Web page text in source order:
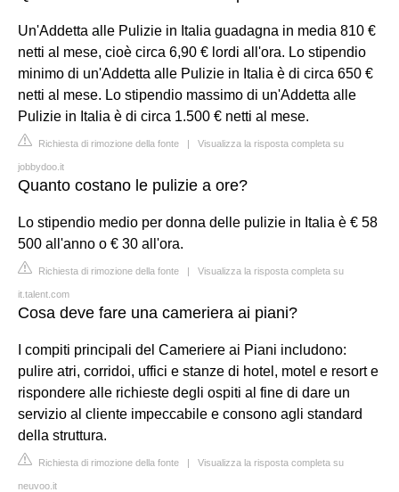
Un'Addetta alle Pulizie in Italia guadagna in media 810 €
netti al mese, cioè circa 6,90 € lordi all'ora. Lo stipendio
minimo di un'Addetta alle Pulizie in Italia è di circa 650 €
netti al mese. Lo stipendio massimo di un'Addetta alle
Pulizie in Italia è di circa 1.500 € netti al mese.
Richiesta di rimozione della fonte | Visualizza la risposta completa su
jobbydoo.it
Quanto costano le pulizie a ore?
Lo stipendio medio per donna delle pulizie in Italia è € 58
500 all'anno o € 30 all'ora.
Richiesta di rimozione della fonte | Visualizza la risposta completa su
it.talent.com
Cosa deve fare una cameriera ai piani?
I compiti principali del Cameriere ai Piani includono:
pulire atri, corridoi, uffici e stanze di hotel, motel e resort e
rispondere alle richieste degli ospiti al fine di dare un
servizio al cliente impeccabile e consono agli standard
della struttura.
Richiesta di rimozione della fonte | Visualizza la risposta completa su
neuvoo.it